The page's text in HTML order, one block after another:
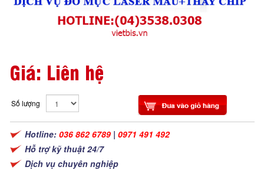
Giá: Liên hệ
Số lượng
Hotline: 036 862 6789 | 0971 491 492
Hỗ trợ kỹ thuật 24/7
Dịch vụ chuyên nghiệp